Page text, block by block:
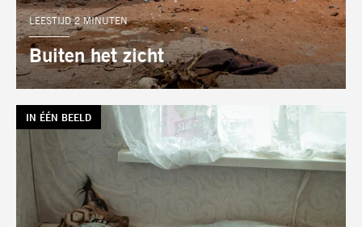
Buiten het zicht
LEESTIJD 2 MINUTEN
TAG:
IN ÉÉN BEELD